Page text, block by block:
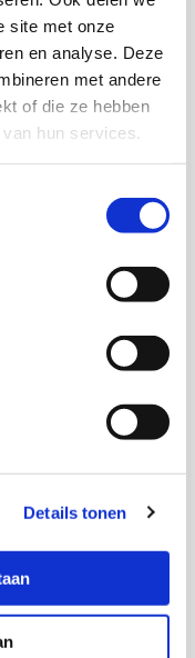
site met onze
en analyse. Deze
met andere
of die ze hebben
hun services.
Details tonen
het rapport, dan
sinti-roma-